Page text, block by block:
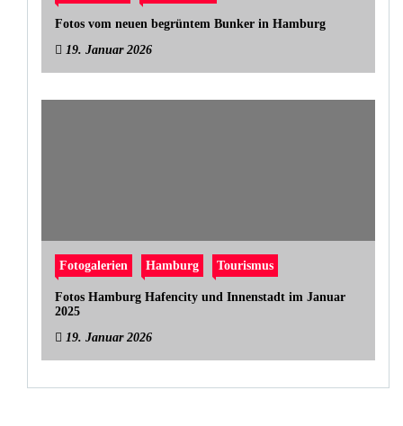
Fotos vom neuen begrüntem Bunker in Hamburg
19. Januar 2026
Fotogalerien Hamburg Tourismus
Fotos Hamburg Hafencity und Innenstadt im Januar
2025
19. Januar 2026